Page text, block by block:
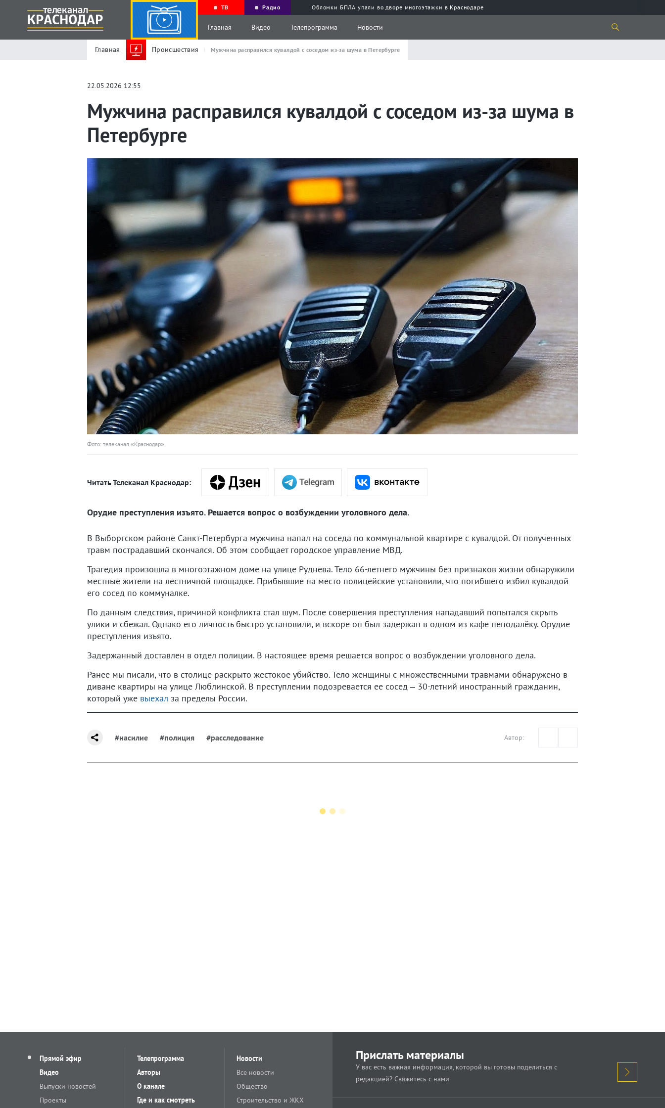
ТВ Радио Обломки БПЛА упали во дворе многоэтажки в Краснодаре
Главная Видео Телепрограмма Новости
Главная Происшествия Мужчина расправился кувалдой с соседом из-за шума в Петербурге
22.05.2026 12:55
Мужчина расправился кувалдой с соседом из-за шума в
Петербурге
Фото: телеканал «Краснодар»
Читать Телеканал Краснодар:
Орудие преступления изъято. Решается вопрос о возбуждении уголовного дела.
В Выборгском районе Санкт-Петербурга мужчина напал на соседа по коммунальной квартире с кувалдой. От полученных
травм пострадавший скончался. Об этом сообщает городское управление МВД.
Трагедия произошла в многоэтажном доме на улице Руднева. Тело 66-летнего мужчины без признаков жизни обнаружили
местные жители на лестничной площадке. Прибывшие на место полицейские установили, что погибшего избил кувалдой
его сосед по коммуналке.
По данным следствия, причиной конфликта стал шум. После совершения преступления нападавший попытался скрыть
улики и сбежал. Однако его личность быстро установили, и вскоре он был задержан в одном из кафе неподалёку. Орудие
преступления изъято.
Задержанный доставлен в отдел полиции. В настоящее время решается вопрос о возбуждении уголовного дела.
Ранее мы писали, что в столице раскрыто жестокое убийство. Тело женщины с множественными травмами обнаружено в
диване квартиры на улице Люблинской. В преступлении подозревается ее сосед – 30-летний иностранный гражданин,
который уже выехал за пределы России.
#насилие #полиция #расследование Автор:
Прямой эфир
Видео
Выпуски новостей
Проекты
Телепрограмма
Авторы
О канале
Где и как смотреть
Новости
Все новости
Общество
Строительство и ЖКХ
Прислать материалы
У вас есть важная информация, которой вы готовы поделиться с
редакцией? Свяжитесь с нами